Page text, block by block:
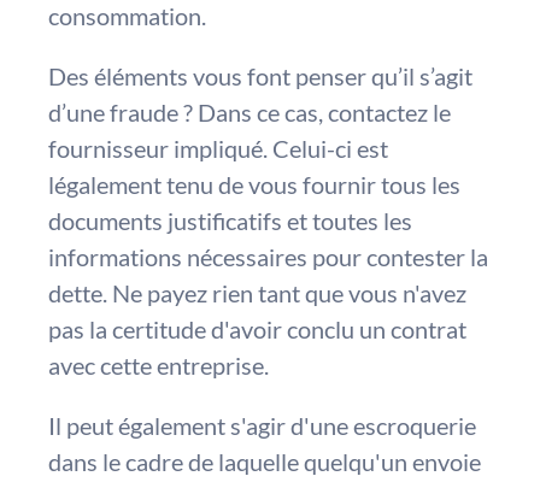
consommation.
Des éléments vous font penser qu’il s’agit
d’une fraude ? Dans ce cas, contactez le
fournisseur impliqué. Celui-ci est
légalement tenu de vous fournir tous les
documents justificatifs et toutes les
informations nécessaires pour contester la
dette. Ne payez rien tant que vous n'avez
pas la certitude d'avoir conclu un contrat
avec cette entreprise.
Il peut également s'agir d'une escroquerie
dans le cadre de laquelle quelqu'un envoie